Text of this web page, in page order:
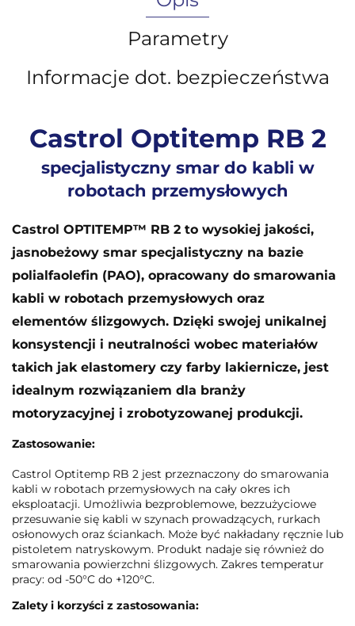
Parametry
Informacje dot. bezpieczeństwa
Castrol Optitemp RB 2
specjalistyczny smar do kabli w
robotach przemysłowych
Castrol OPTITEMP™ RB 2 to wysokiej jakości,
jasnobeżowy smar specjalistyczny na bazie
polialfaolefin (PAO), opracowany do smarowania
kabli w robotach przemysłowych oraz
elementów ślizgowych. Dzięki swojej unikalnej
konsystencji i neutralności wobec materiałów
takich jak elastomery czy farby lakiernicze, jest
idealnym rozwiązaniem dla branży
motoryzacyjnej i zrobotyzowanej produkcji.
Zastosowanie:
Castrol Optitemp RB 2 jest przeznaczony do smarowania
kabli w robotach przemysłowych na cały okres ich
eksploatacji. Umożliwia bezproblemowe, bezzużyciowe
przesuwanie się kabli w szynach prowadzących, rurkach
osłonowych oraz ściankach. Może być nakładany ręcznie lub
pistoletem natryskowym. Produkt nadaje się również do
smarowania powierzchni ślizgowych. Zakres temperatur
pracy: od -50°C do +120°C.
Zalety i korzyści z zastosowania: